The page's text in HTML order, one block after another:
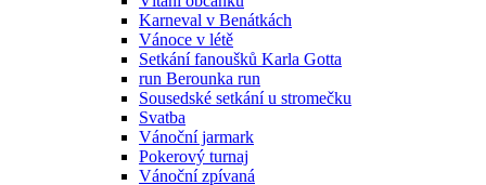
Karneval v Benátkách
Vánoce v létě
Setkání fanoušků Karla Gotta
run Berounka run
Sousedské setkání u stromečku
Svatba
Vánoční jarmark
Pokerový turnaj
Vánoční zpívaná